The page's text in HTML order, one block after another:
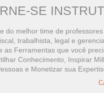
SE
do melhor time de
trabalhista, legal e
as Ferramentas que você
Conhecimento, Inspirar
e Monetizar sua